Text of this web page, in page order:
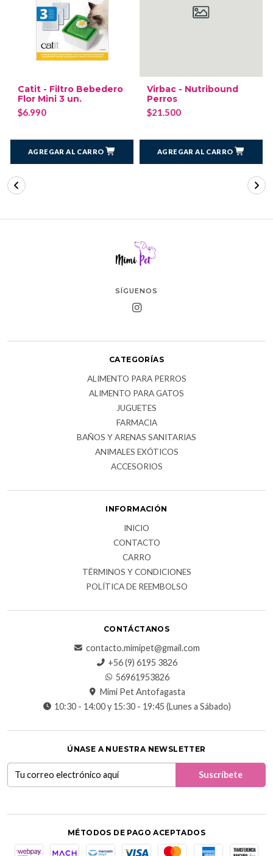
Catit - Filtro Bebedero
Flor Mini 3 un.
$6.990
AGREGAR AL CARRO
Virbac - Nutribound
Perros
$21.500
AGREGAR AL CARRO
SÍGUENOS
CATEGORÍAS
ALIMENTO PARA PERROS
ALIMENTO PARA GATOS
JUGUETES
FARMACIA
BAÑOS Y ARENAS SANITARIAS
ANIMALES EXÓTICOS
ACCESORIOS
INFORMACIÓN
INICIO
CONTACTO
CARRO
TÉRMINOS Y CONDICIONES
POLÍTICA DE REEMBOLSO
CONTÁCTANOS
contacto.mimipet@gmail.com
+56 (9) 6195 3826
56961953826
Mimi Pet Antofagasta
10:30 - 14:00 y 15:30 - 19:45 (Lunes a Sábado)
ÚNASE A NUESTRA NEWSLETTER
MÉTODOS DE PAGO ACEPTADOS